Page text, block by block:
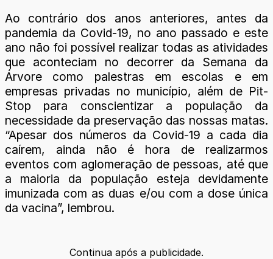
Ao contrário dos anos anteriores, antes da
pandemia da Covid-19, no ano passado e este
ano não foi possível realizar todas as atividades
que aconteciam no decorrer da Semana da
Árvore como palestras em escolas e em
empresas privadas no município, além de Pit-
Stop para conscientizar a população da
necessidade da preservação das nossas matas.
“Apesar dos números da Covid-19 a cada dia
caírem, ainda não é hora de realizarmos
eventos com aglomeração de pessoas, até que
a maioria da população esteja devidamente
imunizada com as duas e/ou com a dose única
da vacina”, lembrou.
Continua após a publicidade.